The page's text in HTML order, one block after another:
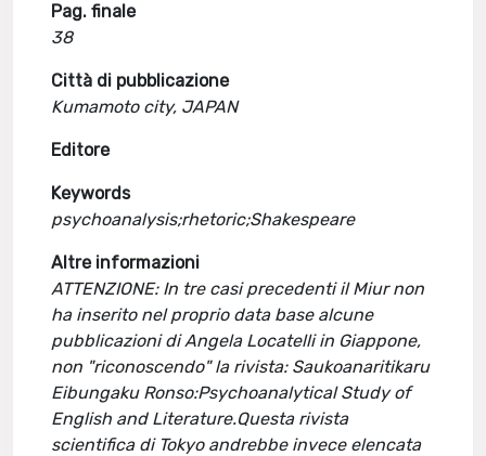
Pag. finale
38
Città di pubblicazione
Kumamoto city, JAPAN
Editore
Keywords
psychoanalysis;rhetoric;Shakespeare
Altre informazioni
ATTENZIONE: In tre casi precedenti il Miur non
ha inserito nel proprio data base alcune
pubblicazioni di Angela Locatelli in Giappone,
non "riconoscendo" la rivista: Saukoanaritikaru
Eibungaku Ronso:Psychoanalytical Study of
English and Literature.Questa rivista
scientifica di Tokyo andrebbe invece elencata